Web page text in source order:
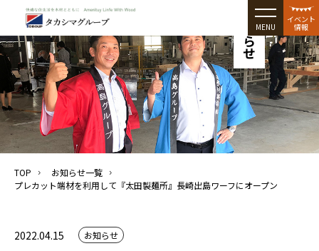
MENU
イベント
情報
お知らせ
TOP
お知らせ一覧
プレカット端材を利用して『太田製麺所』長崎出島ワーフにオープン
2022.04.15 お知らせ